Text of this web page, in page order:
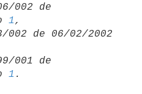
1 ,
1